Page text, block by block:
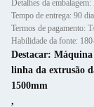
Detalhes da
Tempo de entrega: 90
Termos de pagamento:
Habilidade da fonte:
Destacar: Máquina
linha da extrusão
1500mm
,